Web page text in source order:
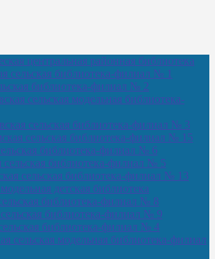
центральная районная библиотека
сельская библиотека-филиал № 1
библиотека-филиал № 2
сельская модельная библиотека-
сельская библиотека-филиал № 3
сельская библиотека-филиал № 15
библиотека-филиал № 6
сельская библиотека-филиал № 5
сельская библиотека-филиал № 13
детская библиотека
библиотека-филиал № 8
библиотека-филиал № 9
библиотека-филиал № 4
сельская модельная библиотека-филиал